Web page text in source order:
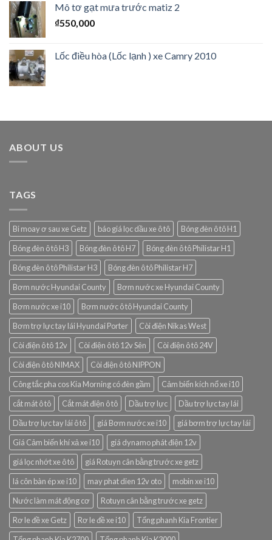
Mô tơ gạt mưa trước matiz 2
₫550,000
Lốc điều hòa (Lốc lạnh ) xe Camry 2010
ABOUT US
TAGS
Bi moay ơ sau xe Getz báo giá lọc dầu xe ô tô
Bóng đèn ô tô H1
Bóng đèn ô tô H3
Bóng đèn ô tô H7
Bóng đèn ô tô Philistar H1
Bóng đèn ô tô Philistar H3
Bóng đèn ô tô Philistar H7
Bơm nước Hyundai County
Bơm nước xe Hyundai County
Bơm nước xe i10
Bơm nước ô tô Hyundai County
Bơm trợ lực tay lái Hyundai Porter
Còi điện Nikas West
Còi điện ô tô 12v
Còi điện ô tô 12v Sên
Còi điện ô tô 24V
Còi điện ô tô NIMAX
Còi điện ô tô NIPPON
Công tắc pha cos Kia Morning có đèn gầm
Cảm biến kích nổ xe i10
cắt mát ô tô
Cắt mát điện ô tô Dầu trợ lực
Dầu trợ lực tay lái
Dầu trợ lực tay lái ô tô
giá Bơm nước xe i10
giá bơm trợ lực tay lái
Giá Cảm biến khí xả xe i10
giá dynamo phát điện 12v
giá lọc nhớt xe ô tô
giá Rotuyn cân bằng trước xe getz
lá côn bàn ép xe i10
may phat dien 12v oto
mobin xe i10
Nước làm mát động cơ
Rotuyn cân bằng trước xe getz
Rơ le đề xe Getz
Rơ le đề xe i10
Tổng phanh Kia Frontier